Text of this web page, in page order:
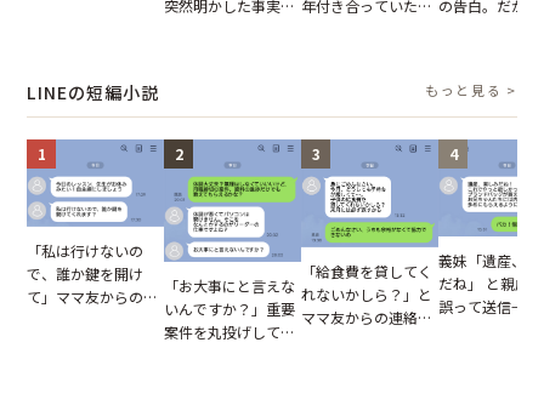
突然明かした事実。 年付き合っていた彼 の告白。だが
LINEの短編小説 もっと見る >
1
「私は行けないの
で、誰か鍵を開け
て」ママ友からの
2
「お大事にと言えな
いんですか？」重要
案件を丸投げして休
3
「給食費を貸してく
れないかしら？」と
ママ友からの連絡。
4
義妹「遺産、
だね」 と親戚
誤って送信→夫